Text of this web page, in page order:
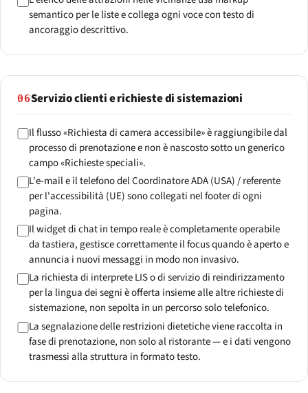
semantico per le liste e collega ogni voce con testo di
ancoraggio descrittivo.
06Servizio clienti e richieste di sistemazioni
Il flusso «Richiesta di camera accessibile» è raggiungibile dal
processo di prenotazione e non è nascosto sotto un generico
campo «Richieste speciali».
L'e-mail e il telefono del Coordinatore ADA (USA) / referente
per l'accessibilità (UE) sono collegati nel footer di ogni
pagina.
Il widget di chat in tempo reale è completamente operabile
da tastiera, gestisce correttamente il focus quando è aperto e
annuncia i nuovi messaggi in modo non invasivo.
La richiesta di interprete LIS o di servizio di reindirizzamento
per la lingua dei segni è offerta insieme alle altre richieste di
sistemazione, non sepolta in un percorso solo telefonico.
La segnalazione delle restrizioni dietetiche viene raccolta in
fase di prenotazione, non solo al ristorante — e i dati vengono
trasmessi alla struttura in formato testo.